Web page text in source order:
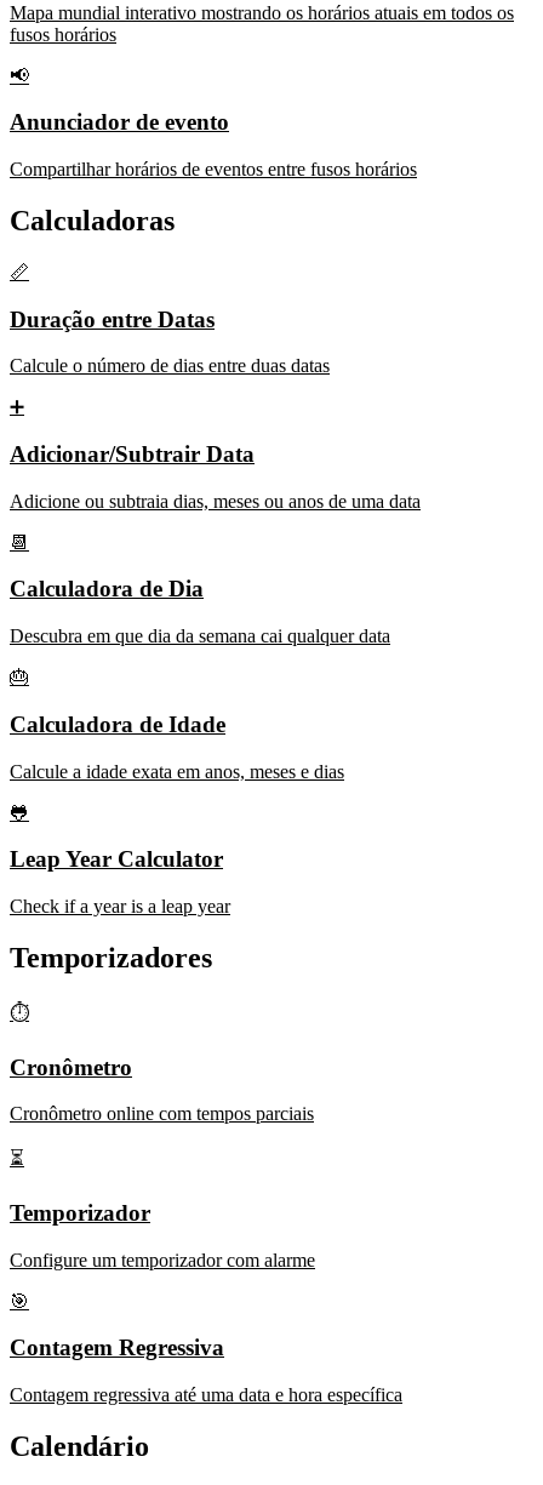
Mapa mundial interativo mostrando os horários atuais em todos os
fusos horários
📢
Anunciador de evento
Compartilhar horários de eventos entre fusos horários
Calculadoras
📏
Duração entre Datas
Calcule o número de dias entre duas datas
➕
Adicionar/Subtrair Data
Adicione ou subtraia dias, meses ou anos de uma data
📆
Calculadora de Dia
Descubra em que dia da semana cai qualquer data
🎂
Calculadora de Idade
Calcule a idade exata em anos, meses e dias
🐸
Leap Year Calculator
Check if a year is a leap year
Temporizadores
⏱️
Cronômetro
Cronômetro online com tempos parciais
⏳
Temporizador
Configure um temporizador com alarme
🎯
Contagem Regressiva
Contagem regressiva até uma data e hora específica
Calendário